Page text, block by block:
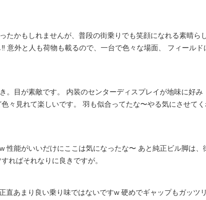
たかもしれませんが、普段の街乗りでも笑顔になれる素晴ら
意外と人も荷物も載るので、一台で色々な場面、 フィールド
。目が素敵です。 内装のセンターディスプレイが地味に好み
々見れて楽しいです。 羽も似合ってたな〜やる気にさせて
性能がいいだけにここは気になったな〜 あと純正ビル脚は、
ればそれなりに良きですが。
直あまり良い乗り味ではないですw 硬めでギャップもガッツリ